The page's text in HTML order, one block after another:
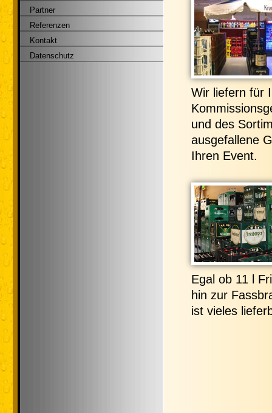
Partner
Referenzen
Kontakt
Datenschutz
Wir liefern für
und des
ausgefallene
Ihren Event.
Egal ob 11 l
hin zur
ist vieles